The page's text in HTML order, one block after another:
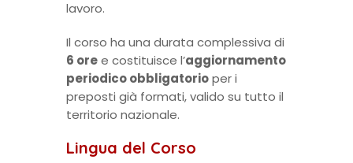
lavoro.
Il corso ha una durata complessiva di
6 oree costituisce l’aggiornamento
periodico obbligatorioper i
preposti già formati, valido su tutto il
territorio nazionale.
Lingua del Corso